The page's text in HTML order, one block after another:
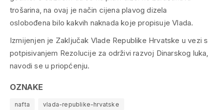
trošarina, na ovaj je način cijena plavog dizela
oslobođena bilo kakvih naknada koje propisuje Vlada.
Izmijenjen je Zaključak Vlade Republike Hrvatske u vezi s
potpisivanjem Rezolucije za održivi razvoj Dinarskog luka,
navodi se u priopćenju.
OZNAKE
nafta vlada-republike-hrvatske